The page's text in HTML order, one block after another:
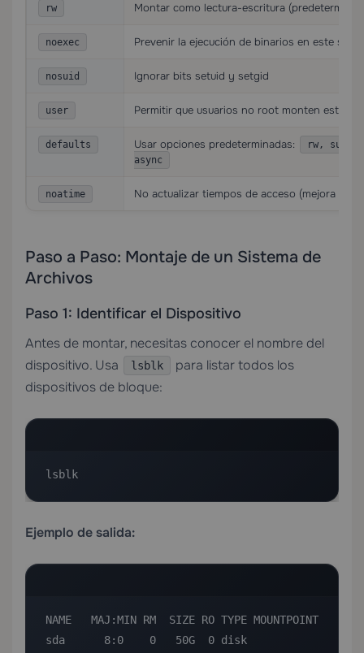
rw Montar como lectura-escritura
noexec Prevenir la ejecución de binarios en este
nosuid Ignorar bits setuid y setgid
user Permitir que usuarios no root monten este
defaults Usar opciones predeterminadas:
rw, suid,
async
noatime No actualizar tiempos de acceso (mejora el
Paso a Paso: Montaje de un Sistema de
Archivos
Paso 1: Identificar el Dispositivo
Antes de montar, necesitas conocer el nombre del
dispositivo. Usa
lsblk
para listar todos los
dispositivos de bloque:
lsblk
Ejemplo de salida:
NAME   MAJ:MIN RM  SIZE RO TYPE MOUNTPOINT
sda      8:0    0   50G  0 disk